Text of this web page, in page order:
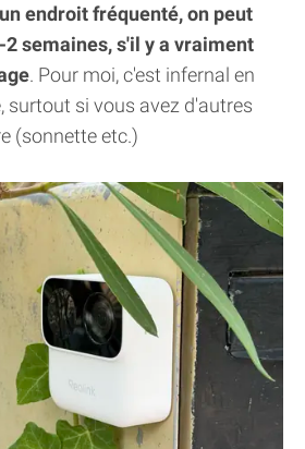
endroit fréquenté, on peut
semaines, s'il y a vraiment
. Pour moi, c'est infernal en
surtout si vous avez d'autres
(sonnette etc.)